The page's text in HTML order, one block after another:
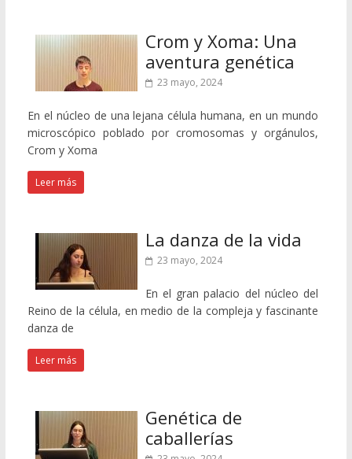
Crom y Xoma: Una
aventura genética
23 mayo, 2024
En el núcleo de una lejana célula humana, en un mundo
microscópico poblado por cromosomas y orgánulos,
Crom y Xoma
Leer más
La danza de la vida
23 mayo, 2024
En el gran palacio del núcleo del
Reino de la célula, en medio de la compleja y fascinante
danza de
Leer más
Genética de
caballerías